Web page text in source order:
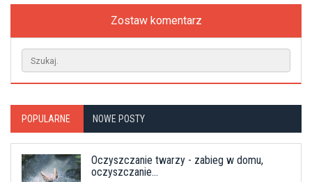
Zostaw komentarz
POPULARNE NOWE POSTY
Oczyszczanie twarzy - zabieg w domu,
oczyszczanie...